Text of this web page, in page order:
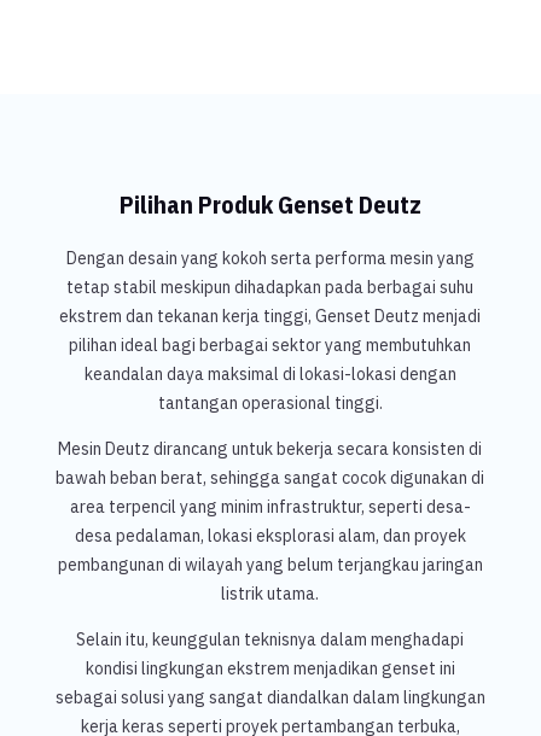
Pilihan Produk Genset Deutz
Dengan desain yang kokoh serta performa mesin yang
tetap stabil meskipun dihadapkan pada berbagai suhu
ekstrem dan tekanan kerja tinggi, Genset Deutz menjadi
pilihan ideal bagi berbagai sektor yang membutuhkan
keandalan daya maksimal di lokasi-lokasi dengan
tantangan operasional tinggi.
Mesin Deutz dirancang untuk bekerja secara konsisten di
bawah beban berat, sehingga sangat cocok digunakan di
area terpencil yang minim infrastruktur, seperti desa-
desa pedalaman, lokasi eksplorasi alam, dan proyek
pembangunan di wilayah yang belum terjangkau jaringan
listrik utama.
Selain itu, keunggulan teknisnya dalam menghadapi
kondisi lingkungan ekstrem menjadikan genset ini
sebagai solusi yang sangat diandalkan dalam lingkungan
kerja keras seperti proyek pertambangan terbuka,